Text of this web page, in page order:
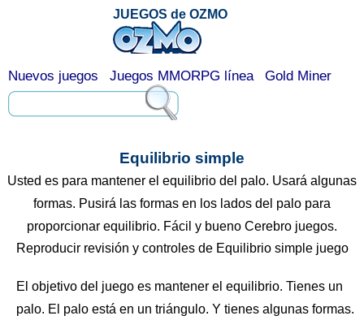
Equilibrio simple
Usted es para mantener el equilibrio del palo. Usará algunas
formas. Pusirá las formas en los lados del palo para
proporcionar equilibrio. Fácil y bueno Cerebro juegos.
Reproducir revisión y controles de Equilibrio simple juego
El objetivo del juego es mantener el equilibrio. Tienes un
palo. El palo está en un triángulo. Y tienes algunas formas.
JUEGOS de OZMO
Nuevos juegos Juegos MMORPG línea Gold Miner